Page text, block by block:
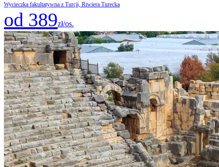
Wycieczka fakultatywna z Turcji, Riwiera Turecka
od 389zł/os.